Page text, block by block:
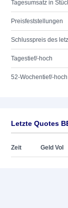
Tagesumsatz in
Preisfeststellungen
Schlusspreis des
Tagestief/-hoch
52-Wochentief/-hoch
Letzte Quotes
Zeit Geld Vol